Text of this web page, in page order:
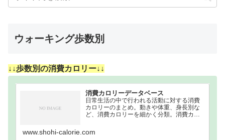
ウォーキング歩数別
↓↓歩数別の消費カロリー↓↓
消費カロリーデータベース
日常生活の中で行われる活動に対する消費
カロリーのまとめ。動きや体重、身長別な
ど、消費カロリーを細かく分類。消費カロ
600歩700歩800歩900歩10…
www.shohi-calorie.com